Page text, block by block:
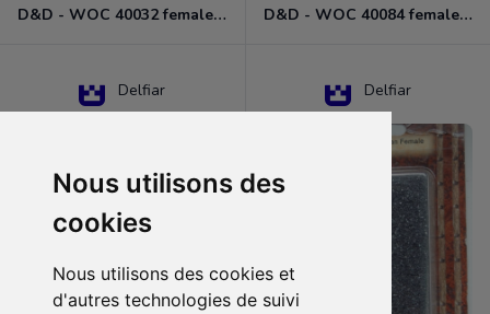
Nous utilisons des
cookies
Nous utilisons des cookies et
d'autres technologies de suivi
D&D - WOC 40032 female halfling rogue Miniature - Donjons Dragons D&D - WOC 40084 female human wizard Miniature - Donjons Dragons
Delfiar Delfiar